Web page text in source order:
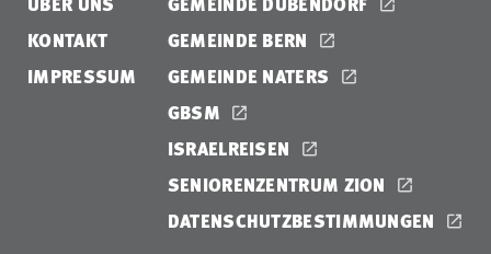
KONTAKT
IMPRESSUM
GEMEINDE BERN
GEMEINDE NATERS
GBSM
ISRAELREISEN
SENIORENZENTRUM ZION
DATENSCHUTZBESTIMMUNGEN